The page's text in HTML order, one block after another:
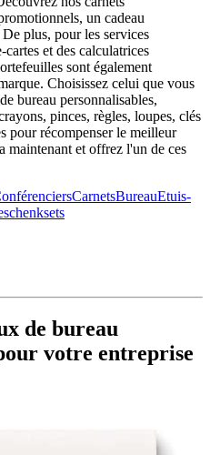
un cadeau
plus, pour les services
et des calculatrices
sont également
Choisissez celui que vous
bureau personnalisables,
pinces, règles, loupes, clés
pour récompenser le meilleur
maintenant et offrez l'un de ces
CarnetsBureauEtuis-
de bureau
votre entreprise